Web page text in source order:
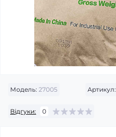
Модель: 27005 Артикул:
Відгуки: 0